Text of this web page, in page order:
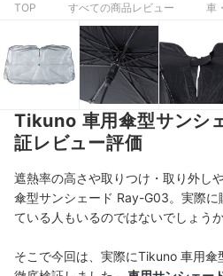
TOP
すべての商品レビュー 車
Tikuno 車用傘型サンシ
証レビュー評価
遮熱率の高さや取りつけ・取り外し
傘型サンシェード Ray-G03。実際に
ている人もいるのではないでしょう
そこで今回は、実際にTikuno 車用